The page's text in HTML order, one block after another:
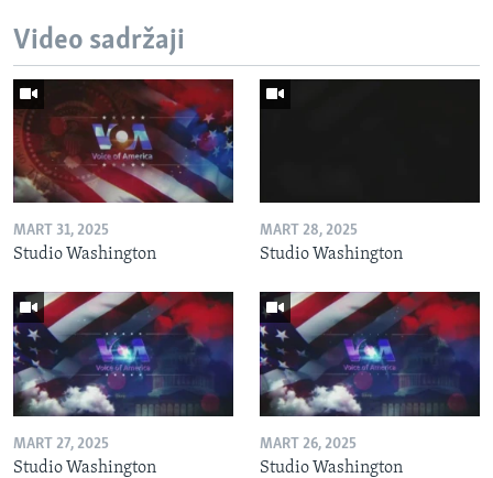
Video sadržaji
MART 31, 2025
Studio Washington
MART 28, 2025
Studio Washington
MART 27, 2025
Studio Washington
MART 26, 2025
Studio Washington